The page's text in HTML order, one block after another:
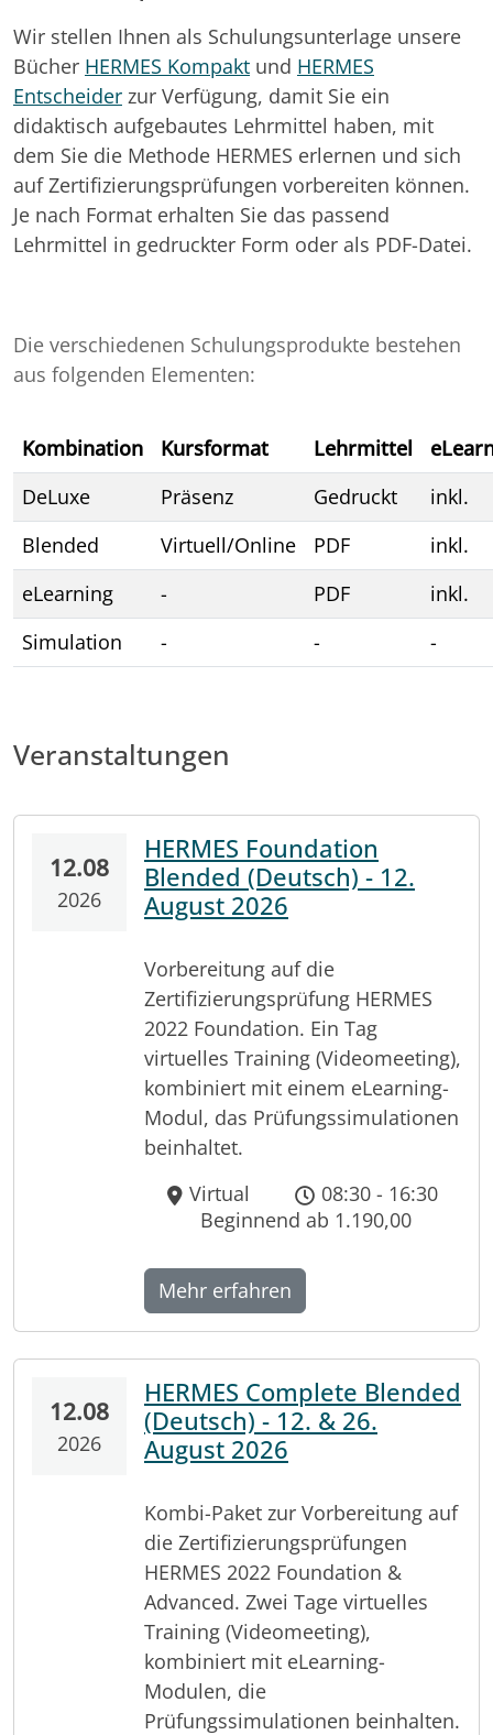
Wir stellen Ihnen als Schulungsunterlage unsere
Bücher HERMES Kompakt und HERMES
Entscheider zur Verfügung, damit Sie ein
didaktisch aufgebautes Lehrmittel haben, mit
dem Sie die Methode HERMES erlernen und sich
auf Zertifizierungsprüfungen vorbereiten können.
Je nach Format erhalten Sie das passend
Lehrmittel in gedruckter Form oder als PDF-Datei.
Die verschiedenen Schulungsprodukte bestehen
aus folgenden Elementen:
Kombination Kursformat Lehrmittel
DeLuxe
Präsenz Gedruckt
inkl.
Blended
Virtuell/Online PDF
inkl.
eLearning
- PDF
inkl.
Simulation
- - -
Veranstaltungen
12.08
2026
HERMES Foundation
Blended (Deutsch) - 12.
August 2026
Vorbereitung auf die
Zertifizierungsprüfung HERMES
2022 Foundation. Ein Tag
virtuelles Training (Videomeeting),
kombiniert mit einem eLearning-
Modul, das Prüfungssimulationen
beinhaltet.
Virtual
08:30 - 16:30
Beginnend ab 1.190,00
Mehr erfahren
12.08
2026
HERMES Complete Blended
(Deutsch) - 12. & 26.
August 2026
Kombi-Paket zur Vorbereitung auf
die Zertifizierungsprüfungen
HERMES 2022 Foundation &
Advanced. Zwei Tage virtuelles
Training (Videomeeting),
kombiniert mit eLearning-
Modulen, die
Prüfungssimulationen beinhalten.